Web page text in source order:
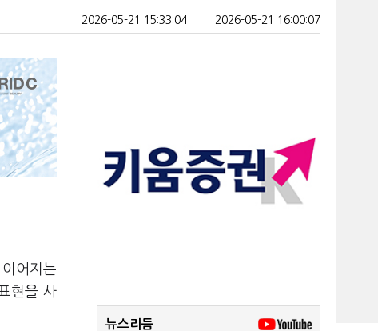
2026-05-21 15:33:04 2026-05-21 16:00:07
어지는
현을 사
뉴스리듬